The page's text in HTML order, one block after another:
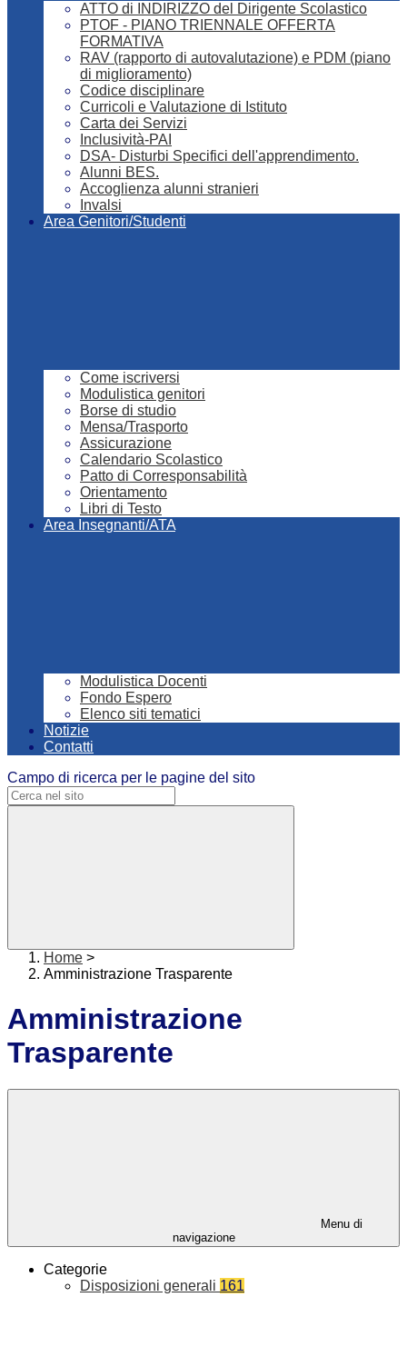
ATTO di INDIRIZZO del Dirigente Scolastico
PTOF - PIANO TRIENNALE OFFERTA
FORMATIVA
RAV (rapporto di autovalutazione) e PDM (piano
di miglioramento)
Codice disciplinare
Curricoli e Valutazione di Istituto
Carta dei Servizi
Inclusività-PAI
DSA- Disturbi Specifici dell'apprendimento.
Alunni BES.
Accoglienza alunni stranieri
Invalsi
Area Genitori/Studenti
Come iscriversi
Modulistica genitori
Borse di studio
Mensa/Trasporto
Assicurazione
Calendario Scolastico
Patto di Corresponsabilità
Orientamento
Libri di Testo
Area Insegnanti/ATA
Modulistica Docenti
Fondo Espero
Elenco siti tematici
Notizie
Contatti
Campo di ricerca per le pagine del sito
Home >
Amministrazione Trasparente
Amministrazione
Trasparente
Menu di
navigazione
Categorie
Disposizioni generali 161